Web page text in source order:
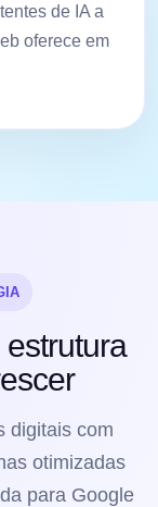
de IA a
oferece em
digitais com
otimizadas
para Google